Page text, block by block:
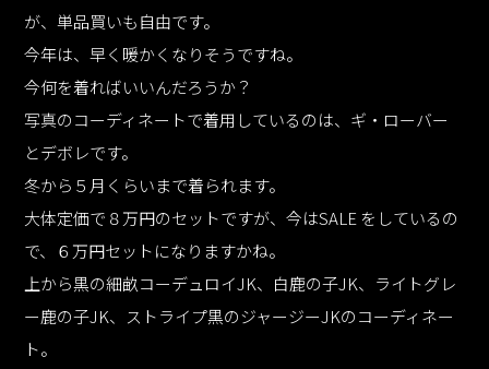
が、単品買いも自由です。
今年は、早く暖かくなりそうですね。
今何を着ればいいんだろうか？
写真のコーディネートで着用しているのは、ギ・ローバー
とデボレです。
冬から５月くらいまで着られます。
大体定価で８万円のセットですが、今はSALE をしているの
で、６万円セットになりますかね。
上から黒の細畝コーデュロイJK、白鹿の子JK、ライトグレ
ー鹿の子JK、ストライプ黒のジャージーJKのコーディネー
ト。